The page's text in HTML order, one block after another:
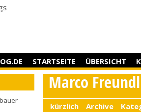
STARTSEITE ÜBERSICHT
Marco Freundl
kürzlich Archive